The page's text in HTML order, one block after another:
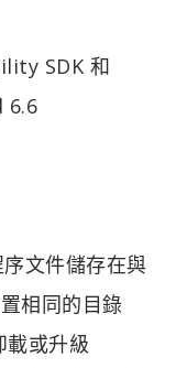
SDK 和
6.6
文件儲存在與
相同的目錄
載或升級